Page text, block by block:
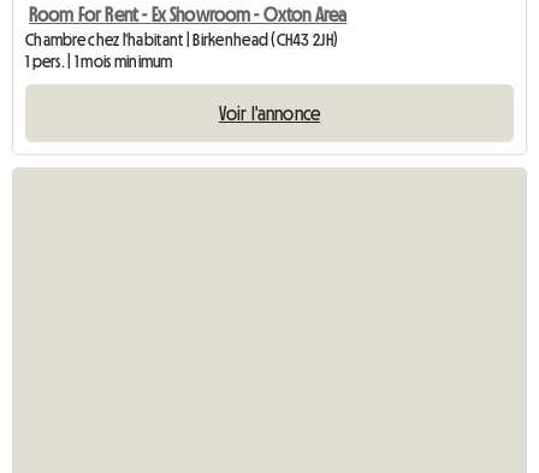
Room For Rent - Ex Showroom - Oxton Area
Chambre chez l'habitant | Birkenhead (CH43 2JH)
1 pers. | 1 mois minimum
Voir l'annonce